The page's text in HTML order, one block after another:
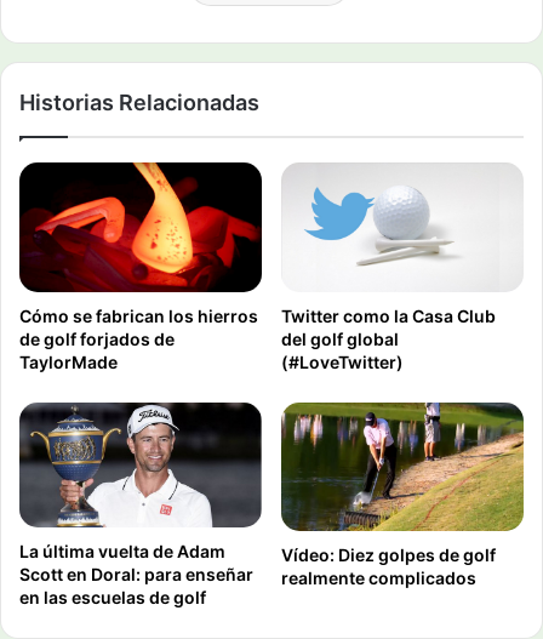
Historias Relacionadas
Cómo se fabrican los hierros
de golf forjados de
TaylorMade
Twitter como la Casa Club
del golf global
(#LoveTwitter)
La última vuelta de Adam
Scott en Doral: para enseñar
en las escuelas de golf
Vídeo: Diez golpes de golf
realmente complicados